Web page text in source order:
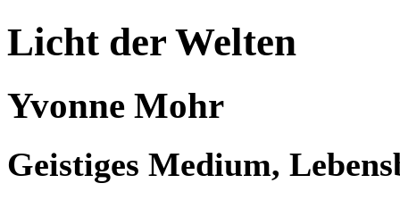
Licht der Welten
Yvonne Mohr
Geistiges Medium,